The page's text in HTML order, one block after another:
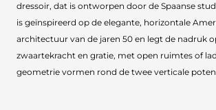
dressoir, dat is ontworpen door de Spaanse
is geïnspireerd op de elegante, horizontale
architectuur van de jaren 50 en legt de nadruk
zwaartekracht en gratie, met open ruimtes of
geometrie vormen rond de twee verticale